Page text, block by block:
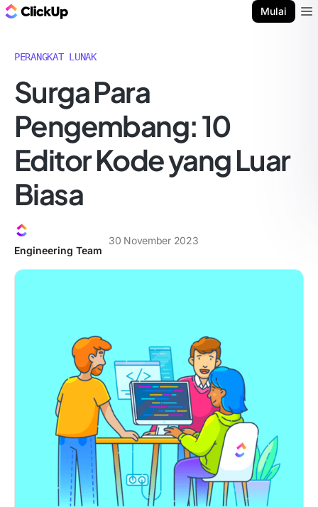
Mulai
PERANGKAT LUNAK
Surga Para
Pengembang: 10
Editor Kode yang Luar
Biasa
Engineering Team
30 November 2023